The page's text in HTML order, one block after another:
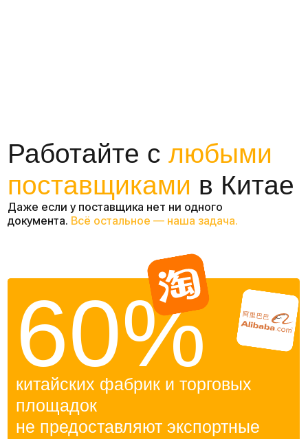
закупка
Мы сами покупаем товар на
свою компанию в Китае
документы
Если поставщик не может предоставить
документы , мы оформляем весь пакет:
инвойс, пакинг-лист, экспортную
декларацию
документовна себя